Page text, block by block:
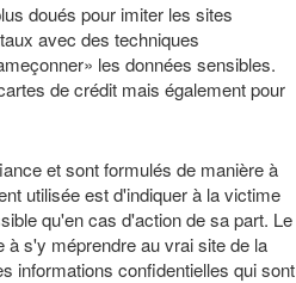
doués pour imiter les sites
avec des techniques
les données sensibles.
de crédit mais également pour
et sont formulés de manière à
utilisée est d'indiquer à la victime
qu'en cas d'action de sa part. Le
à s'y méprendre au vrai site de la
informations confidentielles qui sont